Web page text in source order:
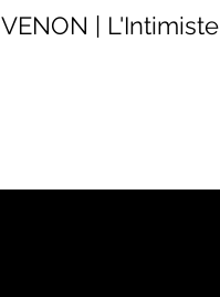
VENON | L'Intimiste